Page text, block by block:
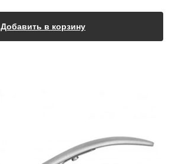
Добавить в корзину